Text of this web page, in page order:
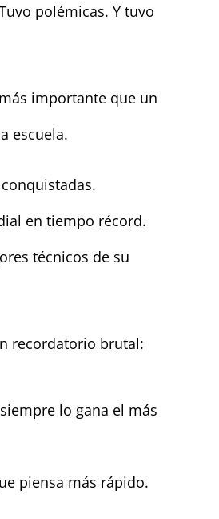
polémicas. Y tuvo
importante que un
escuela.
en tiempo récord.
técnicos de su
recordatorio brutal:
lo gana el más
piensa más rápido.